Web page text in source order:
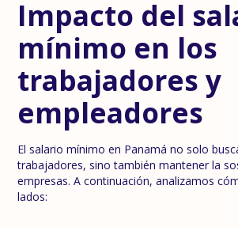
Impacto del
mínimo en los
trabajadores y
empleadores
El salario mínimo en Panamá no solo
trabajadores, sino también mantener la
empresas. A continuación, analizamos
lados: